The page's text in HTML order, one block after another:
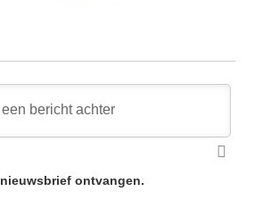
nieuwsbrief ontvangen.